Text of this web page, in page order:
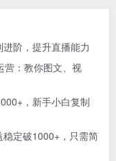
阶，提升直播能力
营：教你图文、视
，新手小白复制
定破1000+，只需简